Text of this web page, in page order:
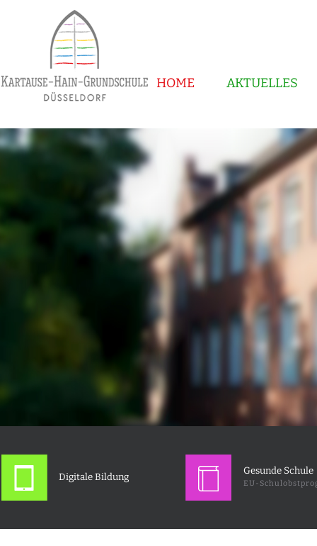
HOME AKTUELLES
Digitale Bildung
Gesunde Schule
EU-